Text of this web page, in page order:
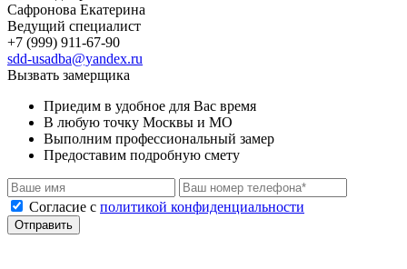
Сафронова Екатерина
Ведущий специалист
+7 (999) 911-67-90
sdd-usadba@yandex.ru
Вызвать замерщика
Приедим в удобное для Вас время
В любую точку Москвы и МО
Выполним профессиональный замер
Предоставим подробную смету
Cогласие с политикой конфиденциальности
Отправить